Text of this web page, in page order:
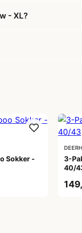
- XL?
Sokker -
3-
40/